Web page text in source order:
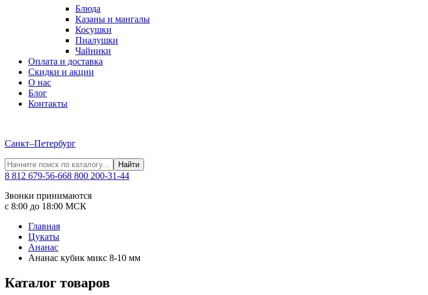
Блюда
Казаны и мангалы
Косушки
Пиалушки
Чайники
Оплата и доставка
Скидки и акции
О нас
Блог
Контакты
Санкт–Петербург
Найти
8 812 679-56-668 800 200-31-44
Звонки принимаются
с 8:00 до 18:00 МСК
Главная
Цукаты
Ананас
Ананас кубик микс 8-10 мм
Каталог товаров